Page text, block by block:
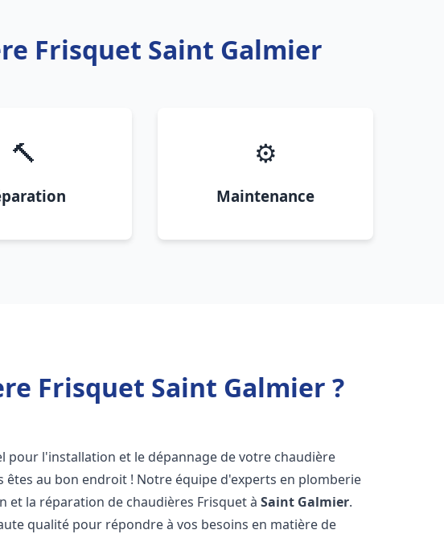
Frisquet Saint Galmier
🔨 ⚙️
Maintenance
Frisquet Saint Galmier ?
pour l'installation et le dépannage de votre chaudière
êtes au bon endroit ! Notre équipe d'experts en plomberie
et la réparation de chaudières Frisquet àSaint Galmier.
qualité pour répondre à vos besoins en matière de